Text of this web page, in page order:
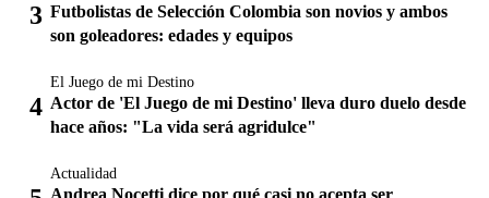
Futbolistas de Selección Colombia son novios y ambos
son goleadores: edades y equipos
El Juego de mi Destino
Actor de 'El Juego de mi Destino' lleva duro duelo desde
hace años: "La vida será agridulce"
Actualidad
Andrea Nocetti dice por qué casi no acepta ser